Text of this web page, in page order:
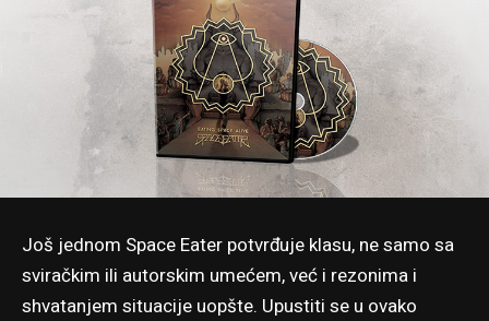
Još jednom Space Eater potvrđuje klasu, ne samo sa
sviračkim ili autorskim umećem, već i rezonima i
shvatanjem situacije uopšte. Upustiti se u ovako